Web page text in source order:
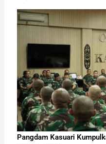
Pangdam Kasuari